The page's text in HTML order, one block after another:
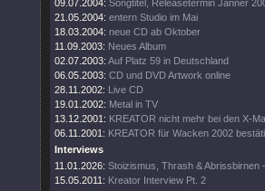
09.07.2004: Songtitel, Releasetermin Jänner
21.05.2004: entern Studio im Mai
18.03.2004: neue CD ab Oktober
11.09.2003: Neues Album
02.07.2003: Auf Platz 59 in Deutschland
06.05.2003: CD und DVD Artwork online
28.11.2002: Live CD
19.01.2002: Metal in TV
13.12.2001: KREATOR nicht mehr bei den X-
06.11.2001: KREATOR für Wacken 2002
Interviews
11.01.2026: Stoizismus, Thrash & Abrissbirnen
15.05.2011: Kreator Interview Pt. 2